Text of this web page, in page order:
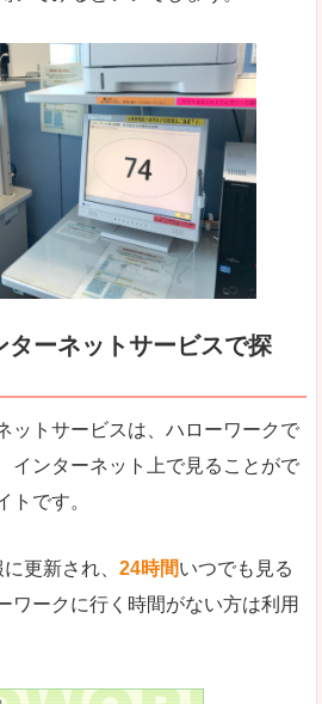
ターネットサービスで探
ットサービスは、ハローワークで
インターネット上で見ることがで
トです。
更新され、 24時間いつでも見る
ワークに行く時間がない方は利用